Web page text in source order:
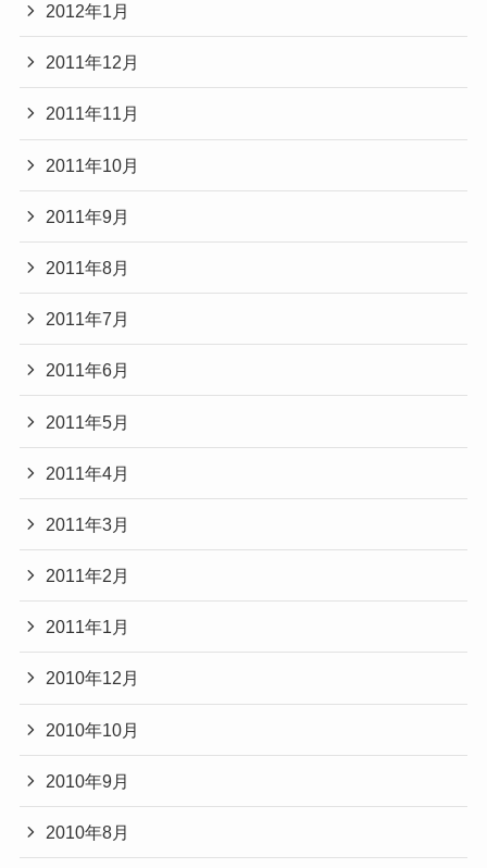
2012年1月
2011年12月
2011年11月
2011年10月
2011年9月
2011年8月
2011年7月
2011年6月
2011年5月
2011年4月
2011年3月
2011年2月
2011年1月
2010年12月
2010年10月
2010年9月
2010年8月